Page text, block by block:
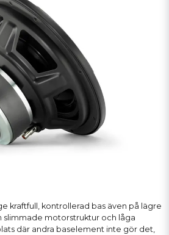
kraftfull, kontrollerad bas även på lägre
slimmade motorstruktur och låga
där andra baselement inte gör det,